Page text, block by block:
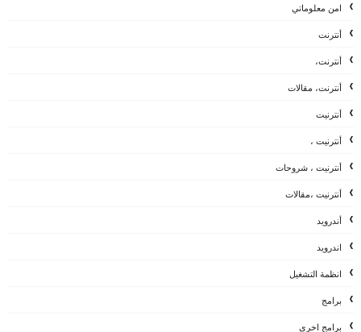
امن معلوماتي
أنترنت
أنترنت،
أنترنت، مقالات
أنترنيت
أنترنيت ،
أنترنيت ، شروحات
أنترنيت ،مقالات
أندرويد
اندرويد
انظمة التشغيل
برامج
برامج اخرى